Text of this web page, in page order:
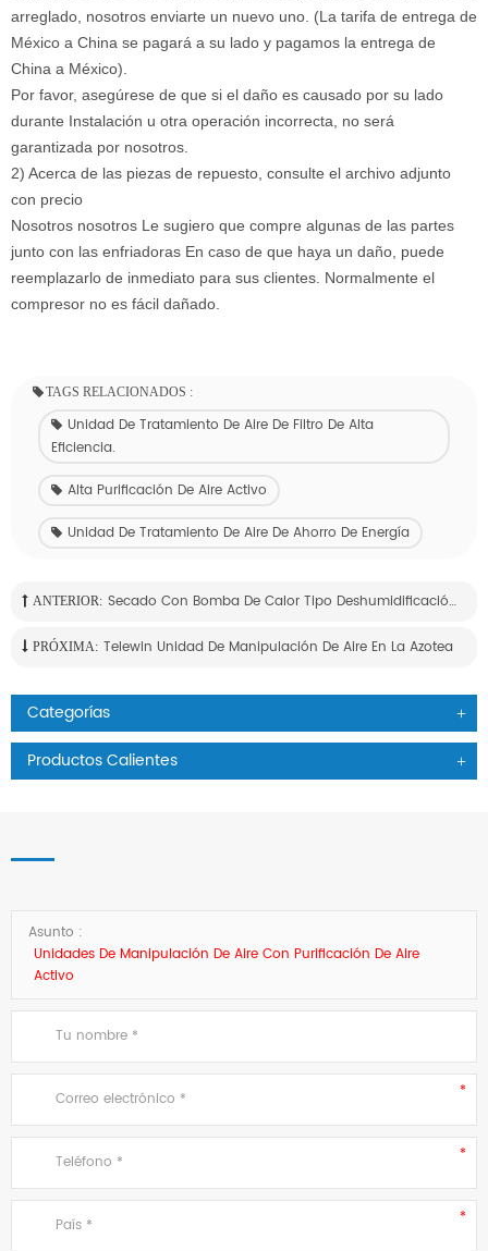
arreglado, nosotros enviarte un nuevo uno. (La tarifa de entrega de
México a China se pagará a su lado y pagamos la entrega de
China a México).
Por favor, asegúrese de que si el daño es causado por su lado
durante Instalación u otra operación incorrecta, no será
garantizada por nosotros.
2) Acerca de las piezas de repuesto, consulte el archivo adjunto
con precio
Nosotros nosotros Le sugiero que compre algunas de las partes
junto con las enfriadoras En caso de que haya un daño, puede
reemplazarlo de inmediato para sus clientes. Normalmente el
compresor no es fácil dañado.
TAGS RELACIONADOS :
Unidad De Tratamiento De Aire De Filtro De Alta
Eficiencia.
Alta Purificación De Aire Activo
Unidad De Tratamiento De Aire De Ahorro De Energía
ANTERIOR: Secado Con Bomba De Calor Tipo Deshumidificación Para Agricultura Y Mariscos
PRÓXIMA: Telewin Unidad De Manipulación De Aire En La Azotea
Categorías
Productos Calientes
Asunto :
Unidades De Manipulación De Aire Con Purificación De Aire
Activo